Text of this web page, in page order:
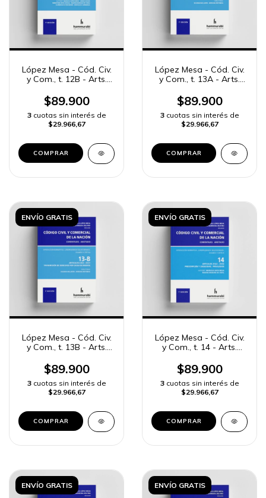
López Mesa - Cód. Civ.
y Com., t. 12B - Arts.
$89.900
3 cuotas sin interés de
$29.966,67
COMPRAR
López Mesa - Cód. Civ.
y Com., t. 13A - Arts.
$89.900
3 cuotas sin interés de
$29.966,67
COMPRAR
ENVÍO GRATIS
López Mesa - Cód. Civ.
y Com., t. 13B - Arts.
$89.900
3 cuotas sin interés de
$29.966,67
COMPRAR
ENVÍO GRATIS
López Mesa - Cód. Civ.
y Com., t. 14 - Arts.
$89.900
3 cuotas sin interés de
$29.966,67
COMPRAR
ENVÍO GRATIS ENVÍO GRATIS